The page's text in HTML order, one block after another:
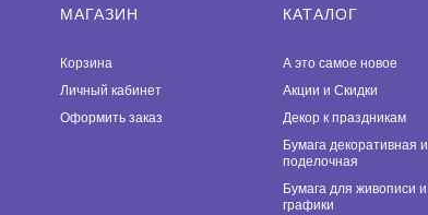
МАГАЗИН
Корзина
Личный кабинет
Оформить заказ
КАТАЛОГ
А это самое новое
Акции и Скидки
Декор к праздникам
Бумага декоративная и
поделочная
Бумага для живописи и
графики